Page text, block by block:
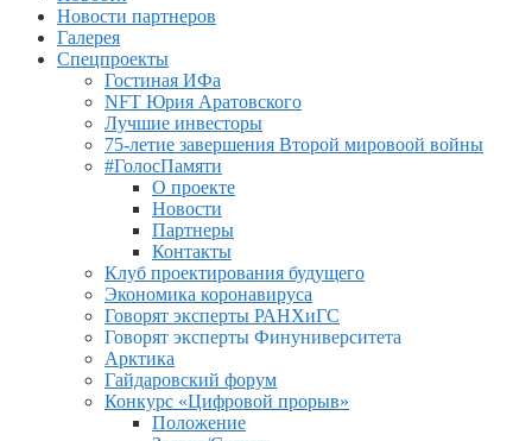
Новости партнеров
Галерея
Спецпроекты
Гостиная ИФа
NFT Юрия Аратовского
Лучшие инвесторы
75-летие завершения Второй мировоой войны
#ГолосПамяти
О проекте
Новости
Партнеры
Контакты
Клуб проектирования будущего
Экономика коронавируса
Говорят эксперты РАНХиГС
Говорят эксперты Финуниверситета
Арктика
Гайдаровский форум
Конкурс «Цифровой прорыв»
Положение